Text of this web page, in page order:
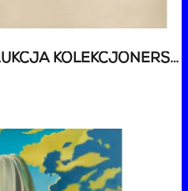
62 AUKCJA SZTUKI - AUKCJA KOLEKCJONERSKA